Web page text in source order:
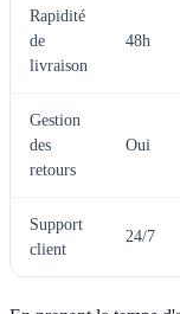
Rapidité
de
livraison
48h
Gestion
des
retours
Oui
Support
client
24/7